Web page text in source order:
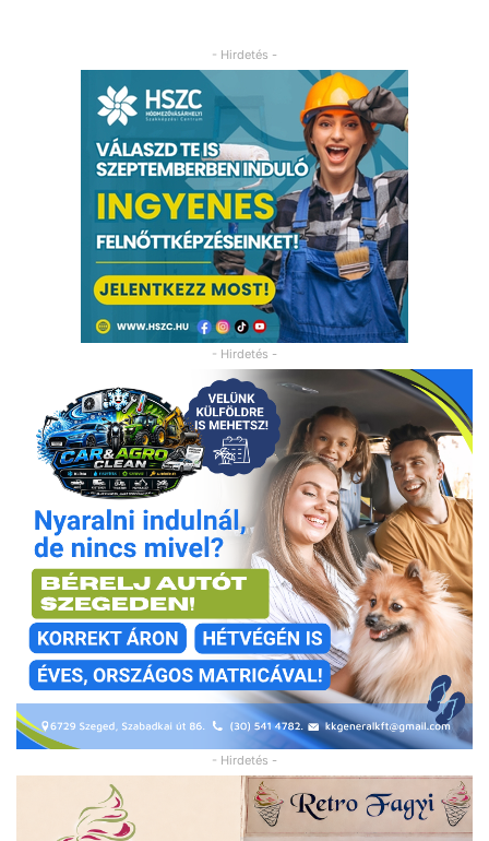
- Hirdetés -
- Hirdetés -
- Hirdetés -